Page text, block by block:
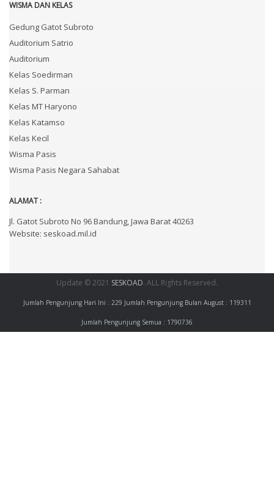
WISMA DAN KELAS
Gedung Gatot Subroto
Auditorium Satrio
Auditorium
Kelas Soedirman
Kelas S. Parman
Kelas MT Haryono
Kelas Katamso
Kelas Kecil
Wisma Pasis
Wisma Pasis Negara Sahabat
ALAMAT :
Jl. Gatot Subroto No 96 Bandung, Jawa Barat 40263
Website: seskoad.mil.id
Update © 2021 SESKOAD. ALL Rights Reserved.
Jumlah Pengunjung Hari Ini : 229 Jumlah Pengunjung Bulan August : 119311
Jumlah Pengunjung Semua : 1790736